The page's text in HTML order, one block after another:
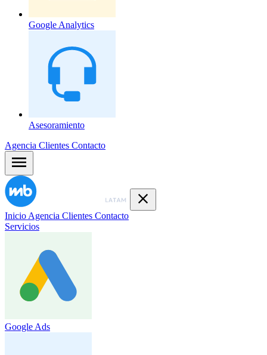
Google Analytics
Asesoramiento
Agencia Clientes Contacto
Inicio Agencia Clientes Contacto
Servicios
Google Ads